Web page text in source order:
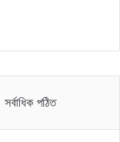
সর্বাধিক পঠিত